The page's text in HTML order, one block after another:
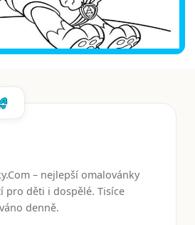
– nejlepší omalovánky
pro děti i dospělé. Tisíce
denně.